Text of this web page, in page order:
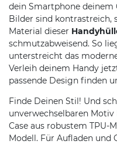
dein Smartphone deinem
Bilder sind kontrastreich,
Material dieser
schmutzabweisend. So
unterstreicht das
Verleih deinem Handy
passende Design finden
Finde Deinen Stil! Und
unverwechselbaren
Case aus robustem TPU-
Modell. Für Aufladen und